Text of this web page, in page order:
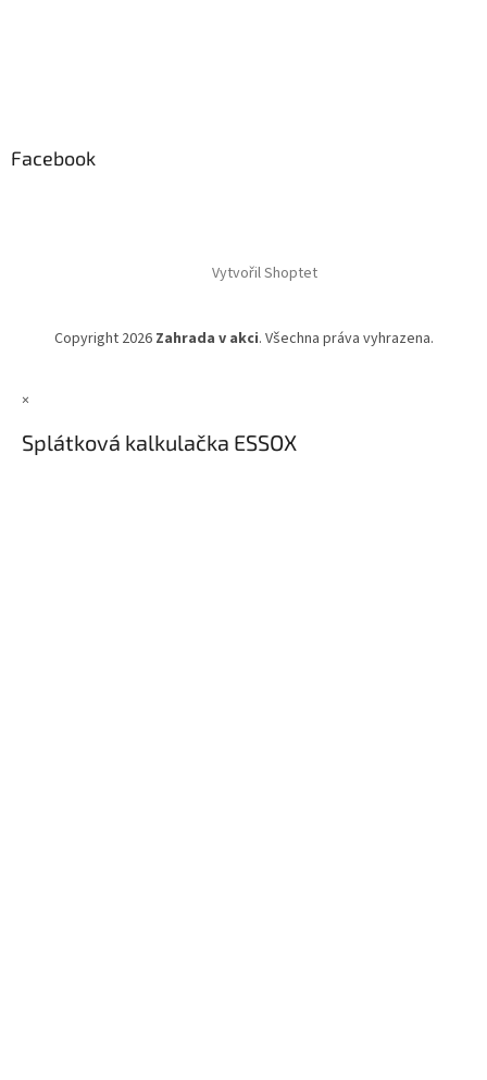
Facebook
Vytvořil Shoptet
Copyright 2026 Zahrada v akci. Všechna práva vyhrazena.
×
Splátková kalkulačka ESSOX